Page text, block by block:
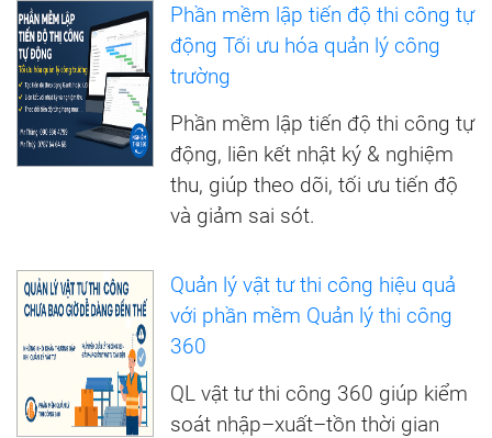
Phần mềm lập tiến độ thi công tự
động Tối ưu hóa quản lý công
trường
Phần mềm lập tiến độ thi công tự
động, liên kết nhật ký & nghiệm
thu, giúp theo dõi, tối ưu tiến độ
và giảm sai sót.
Quản lý vật tư thi công hiệu quả
với phần mềm Quản lý thi công
360
QL vật tư thi công 360 giúp kiểm
soát nhập–xuất–tồn thời gian